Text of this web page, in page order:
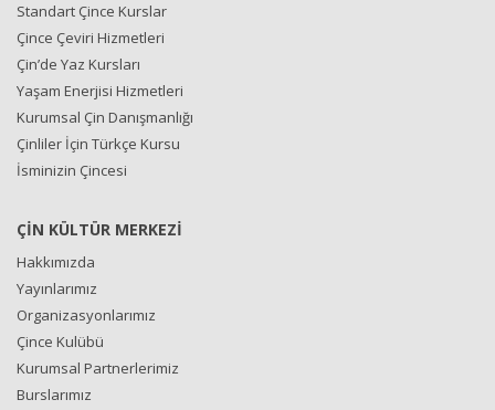
Standart Çince Kurslar
Çince Çeviri Hizmetleri
Çin’de Yaz Kursları
Yaşam Enerjisi Hizmetleri
Kurumsal Çin Danışmanlığı
Çinliler İçin Türkçe Kursu
İsminizin Çincesi
ÇİN KÜLTÜR MERKEZİ
Hakkımızda
Yayınlarımız
Organizasyonlarımız
Çince Kulübü
Kurumsal Partnerlerimiz
Burslarımız